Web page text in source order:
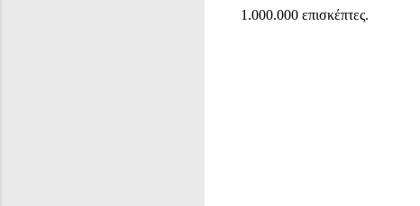
1.000.000 επισκέπτες.